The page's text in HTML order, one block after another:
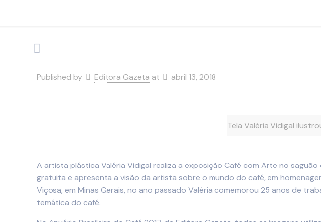
Published by Editora Gazeta at abril 13, 2018
Tela Valéria Vidigal
A artista plástica Valéria Vidigal realiza a exposição Café com Arte no
gratuita e apresenta a visão da artista sobre o mundo do café, em
Viçosa, em Minas Gerais, no ano passado Valéria comemorou 25 anos de
temática do café.